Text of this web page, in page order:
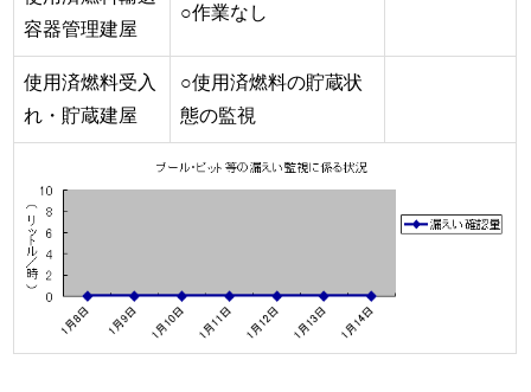
容器管理建屋
○作業なし
使用済燃料受入
れ・貯蔵建屋
○使用済燃料の貯蔵状
態の監視